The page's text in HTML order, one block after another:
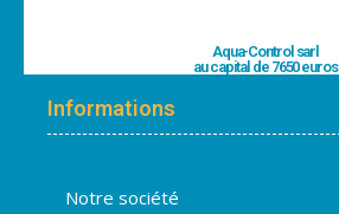
Aqua-Control sarl
au capital de 7650 euros
Informations
Notre société